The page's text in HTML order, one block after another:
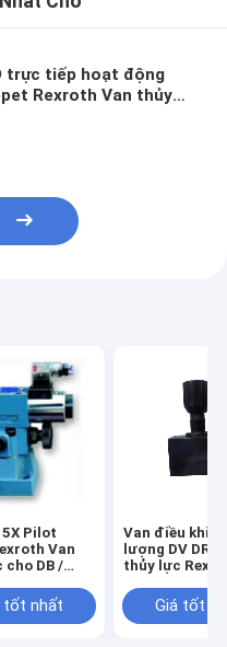
trực tiếp hoạt động
Rexroth Van thủy
5X Pilot
Van
cho DB /
tốt nhất
Van điều
lượng DV DRV
thủy lực
Giá tốt